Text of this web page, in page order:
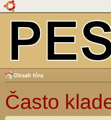
Obsah fóra
Často